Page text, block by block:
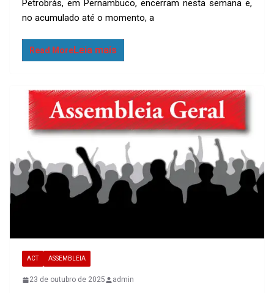
Li
n
k
s
A
p
e
Petrobrás, em Pernambuco, encerram nesta semana e,
no acumulado até o momento, a
Read More
ACT ASSEMBLEIA
23 de outubro de 2025 admin